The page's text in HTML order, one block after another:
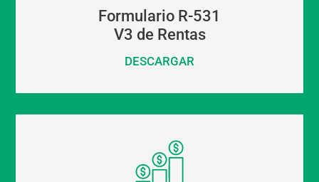
Formulario R-531
V3 de Rentas
DESCARGAR